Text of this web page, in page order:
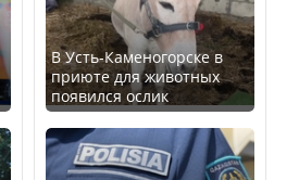
В России введены
дополнительные
ограничения для
казахстанских прав
В Усть-Каменогорске в
приюте для животных
появился ослик